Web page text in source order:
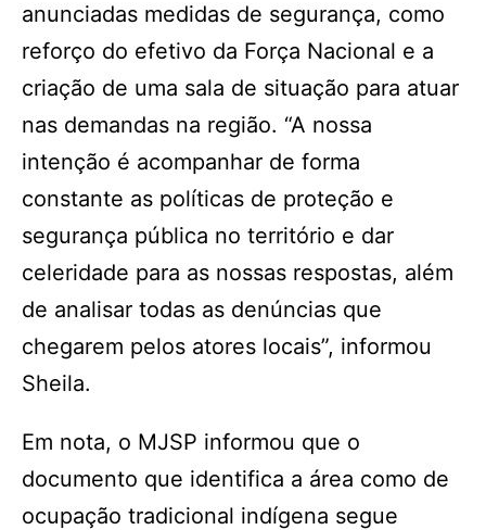
anunciadas medidas de segurança, como
reforço do efetivo da Força Nacional e a
criação de uma sala de situação para atuar
nas demandas na região. “A nossa
intenção é acompanhar de forma
constante as políticas de proteção e
segurança pública no território e dar
celeridade para as nossas respostas, além
de analisar todas as denúncias que
chegarem pelos atores locais”, informou
Sheila.
Em nota, o MJSP informou que o
documento que identifica a área como de
ocupação tradicional indígena segue